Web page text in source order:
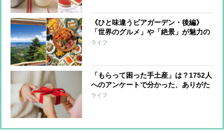
《ひと味違うビアガーデン・後編》
「世界のグルメ」や「絶景」が魅力の
ビアガーデンへ！
ライフ
「もらって困った手土産」は？1752人
へのアンケートで分かった、ありがた
くも途方に暮れたものとは…
ライフ